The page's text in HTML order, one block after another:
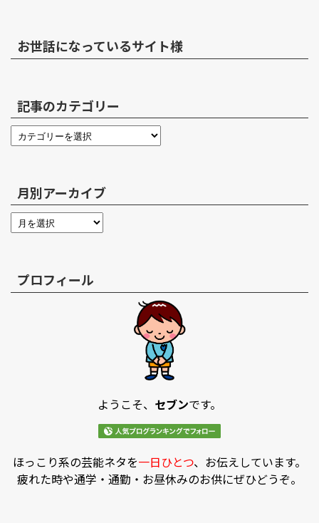
お世話になっているサイト様
記事のカテゴリー
月別アーカイブ
プロフィール
ようこそ、 セブンです。
ほっこり系の芸能ネタを一日ひとつ、お伝えしています。
疲れた時や通学・通勤・お昼休みのお供にぜひどうぞ。